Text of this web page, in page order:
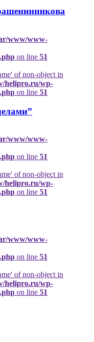
www/www-
on line 51
of non-object in
helipro.ru/wp-
on line 51
www/www-
on line 51
of non-object in
helipro.ru/wp-
on line 51
www/www-
on line 51
of non-object in
helipro.ru/wp-
on line 51